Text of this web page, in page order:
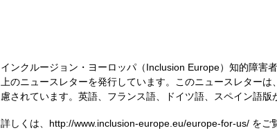
インクルージョン・ヨーロッパ（Inclusion Europe）知的障害
上のニュースレターを発行しています。このニュースレター
慮されています。英語、フランス語、ドイツ語、スペイン語版
詳しくは、http://www.inclusion-europe.eu/europe-for-us/ をご